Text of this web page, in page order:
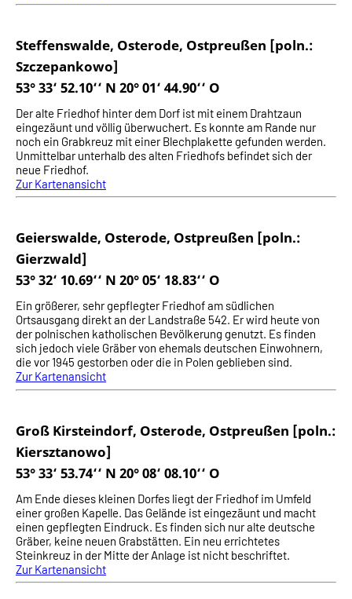
Steffenswalde, Osterode, Ostpreußen [poln.:
Szczepankowo]
53° 33‘ 52.10‘‘ N 20° 01‘ 44.90‘‘ O
Der alte Friedhof hinter dem Dorf ist mit einem Drahtzaun
eingezäunt und völlig überwuchert. Es konnte am Rande nur
noch ein Grabkreuz mit einer Blechplakette gefunden werden.
Unmittelbar unterhalb des alten Friedhofs befindet sich der
neue Friedhof.
Zur Kartenansicht
Geierswalde, Osterode, Ostpreußen [poln.:
Gierzwald]
53° 32‘ 10.69‘‘ N 20° 05‘ 18.83‘‘ O
Ein größerer, sehr gepflegter Friedhof am südlichen
Ortsausgang direkt an der Landstraße 542. Er wird heute von
der polnischen katholischen Bevölkerung genutzt. Es finden
sich jedoch viele Gräber von ehemals deutschen Einwohnern,
die vor 1945 gestorben oder die in Polen geblieben sind.
Zur Kartenansicht
Groß Kirsteindorf, Osterode, Ostpreußen [poln.:
Kiersztanowo]
53° 33‘ 53.74‘‘ N 20° 08‘ 08.10‘‘ O
Am Ende dieses kleinen Dorfes liegt der Friedhof im Umfeld
einer großen Kapelle. Das Gelände ist eingezäunt und macht
einen gepflegten Eindruck. Es finden sich nur alte deutsche
Gräber, keine neuen Grabstätten. Ein neu errichtetes
Steinkreuz in der Mitte der Anlage ist nicht beschriftet.
Zur Kartenansicht